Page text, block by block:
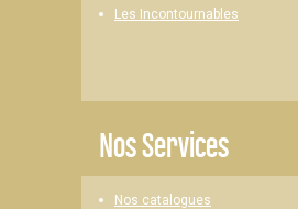
Les Incontournables
Nos Services
Nos catalogues